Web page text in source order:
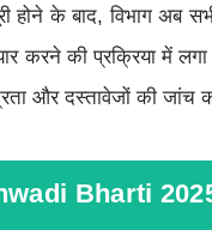
होने के बाद, विभाग अब
करने की प्रक्रिया में
और दस्तावेजों की जांच
Bharti